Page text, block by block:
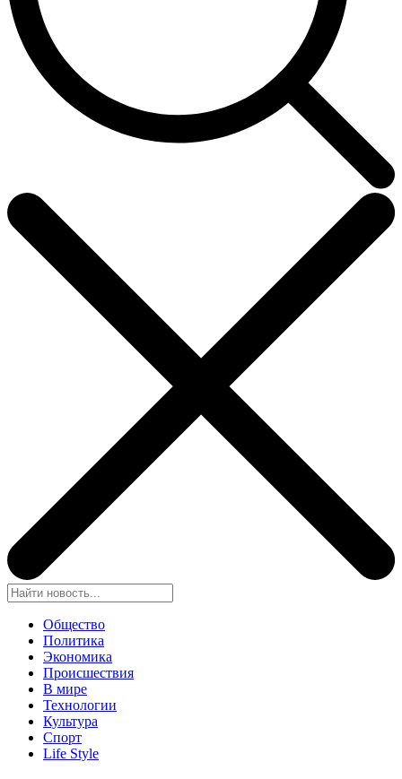
Общество
Политика
Экономика
Происшествия
В мире
Технологии
Культура
Спорт
Life Style